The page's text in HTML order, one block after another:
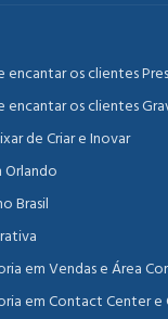
encantar os clientes
encantar os clientes
de Criar e Inovar
Orlando
Brasil
em Vendas e Área
em Contact Center e